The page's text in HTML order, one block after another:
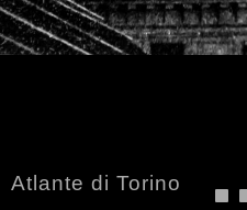
Atlante di Torino